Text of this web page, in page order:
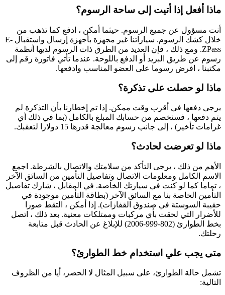
ماذا أفعل إذا أتيت إلى ساحة الرسوم؟
أنت مسؤول عن جميع الرسوم. حيثما أمكن ، ادفع كما تذهب من
خلال كشك الرسوم. سياراتنا غير مجهزة بأجهزة إرسال واستقبال E-
ZPass. ومع ذلك ، فإن العديد من الطرق ذات الرسوم لديها أنظمة
رسوم عن طريق البريد أو الدفع باللوحة. عندما تأتي فاتورة رقم إلى
مكتبنا ، افرض رسوما على العضو المناسب وادفعها.
ماذا لو حصلت على تذكرة؟
يرجى دفعها في أقرب وقت ممكن. إذا تم إخطارنا بأن التذكرة لم
يتم دفعها ، فسنخصم من حسابك المبلغ بالكامل (بما في ذلك أي
غرامات تأخير) ، إلى جانب رسوم معالجة قدرها 15 دولارا لتعقبك.
ماذا لو تعرضت لحادث؟
الأهم من ذلك ، يرجى التأكد من سلامتك والاتصال بالشرطة. اجمع
الاسم الكامل ومعلومات الاتصال وتفاصيل التأمين من السائق الآخر
، تماما كما لو كنت في سيارتك الخاصة. في المقابل ، شارك تفاصيل
التأمين الخاصة بنا مع السائق الآخر (بطاقة التأمين موجودة في
حقيبة السوستة في صندوق القفازات). إذا أمكن ، التقط صورا
للأضرار التي لحقت بأي مركبات وممتلكات معنية. بعد ذلك ، اتصل
بخط الطوارئ (802-999-2006) للإبلاغ عن الحادث قبل متابعة
رحلتك.
متى يجب علي استخدام خط الطوارئ؟
تشمل حالة الطوارئ، على سبيل المثال لا الحصر، أيا من الظروف
التالية: